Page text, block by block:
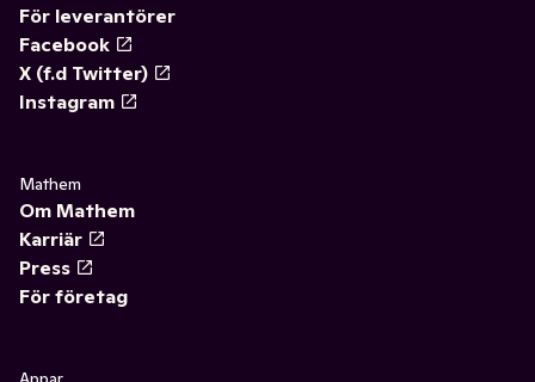
För leverantörer
Facebook
X (f.d Twitter)
Instagram
Mathem
Om Mathem
Karriär
Press
För företag